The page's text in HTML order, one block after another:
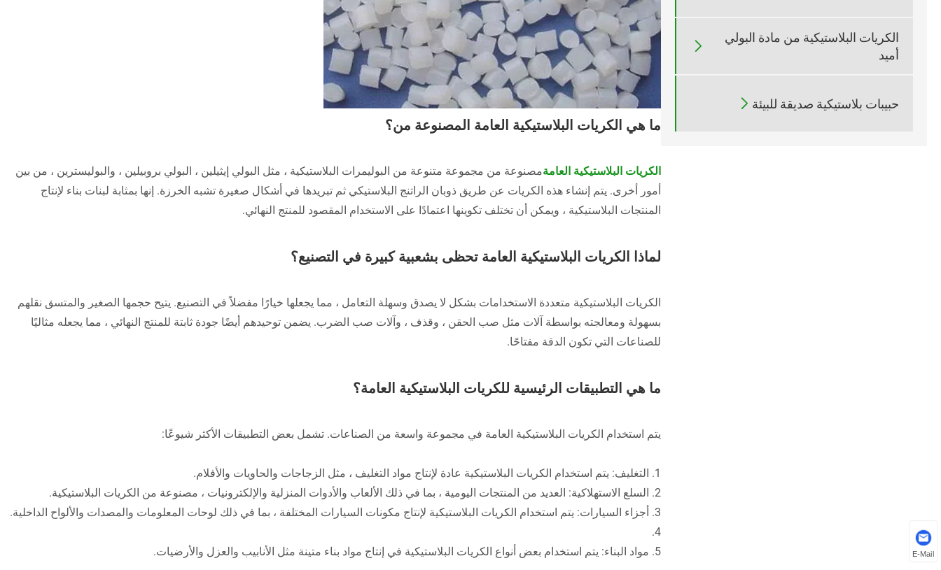
الكريات البلاستيكية من مادة البولي
أميد

حبيبات بلاستيكية صديقة للبيئة 
ما هي الكريات البلاستيكية العامة المصنوعة من؟
الكريات البلاستيكية العامةمصنوعة من مجموعة متنوعة من البوليمرات البلاستيكية ، مثل البولي إيثيلين ، البولي بروبيلين ، والبوليسترين ، من بين
أمور أخرى. يتم إنشاء هذه الكريات عن طريق ذوبان الراتنج البلاستيكي ثم تبريدها في أشكال صغيرة تشبه الخرزة. إنها بمثابة لبنات بناء لإنتاج
المنتجات البلاستيكية ، ويمكن أن تختلف تكوينها اعتمادًا على الاستخدام المقصود للمنتج النهائي.
لماذا الكريات البلاستيكية العامة تحظى بشعبية كبيرة في التصنيع؟
الكريات البلاستيكية متعددة الاستخدامات بشكل لا يصدق وسهلة التعامل ، مما يجعلها خيارًا مفضلاً في التصنيع. يتيح حجمها الصغير والمتسق نقلهم
بسهولة ومعالجته بواسطة آلات مثل صب الحقن ، وقذف ، وآلات صب الضرب. يضمن توحيدهم أيضًا جودة ثابتة للمنتج النهائي ، مما يجعله مثاليًا
للصناعات التي تكون الدقة مفتاحًا.
ما هي التطبيقات الرئيسية للكريات البلاستيكية العامة؟
يتم استخدام الكريات البلاستيكية العامة في مجموعة واسعة من الصناعات. تشمل بعض التطبيقات الأكثر شيوعًا:
1. التغليف: يتم استخدام الكريات البلاستيكية عادة لإنتاج مواد التغليف ، مثل الزجاجات والحاويات والأفلام.
2. السلع الاستهلاكية: العديد من المنتجات اليومية ، بما في ذلك الألعاب والأدوات المنزلية والإلكترونيات ، مصنوعة من الكريات البلاستيكية.
3. أجزاء السيارات: يتم استخدام الكريات البلاستيكية لإنتاج مكونات السيارات المختلفة ، بما في ذلك لوحات المعلومات والمصدات والألواح الداخلية.
4.
5. مواد البناء: يتم استخدام بعض أنواع الكريات البلاستيكية في إنتاج مواد بناء متينة مثل الأنابيب والعزل والأرضيات.
E-Mail